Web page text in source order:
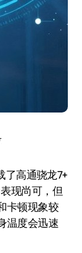
高通骁龙7+
现尚可，但
卡顿现象较
温度会迅速